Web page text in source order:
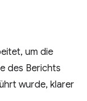
um die
des Berichts
wurde, klarer